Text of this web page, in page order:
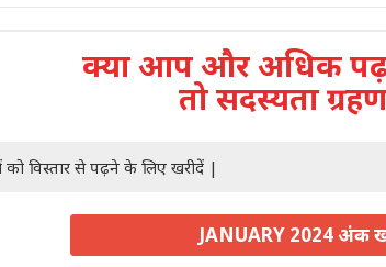
क्या आप और अधिक
तो सदस्यता
को विस्तार से पढ़ने के लिए खरीदें |
JANUARY 2024 अंक